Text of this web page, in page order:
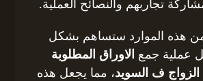
تجاربهم والنصائح العملية.
من هذه الموارد ستساهم بشكل
عملية جمع الاوراق المطلوبة
الزواج ف السويد، مما يجعل هذه